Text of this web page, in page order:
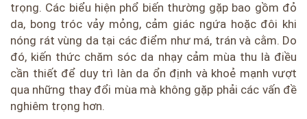
trọng. Các biểu hiện phổ biến thường gặp bao gồm đỏ
da, bong tróc vảy mỏng, cảm giác ngứa hoặc đôi khi
nóng rát vùng da tại các điểm như má, trán và cằm. Do
đó, kiến thức chăm sóc da nhạy cảm mùa thu là điều
cần thiết để duy trì làn da ổn định và khoẻ mạnh vượt
qua những thay đổi mùa mà không gặp phải các vấn đề
nghiêm trọng hơn.